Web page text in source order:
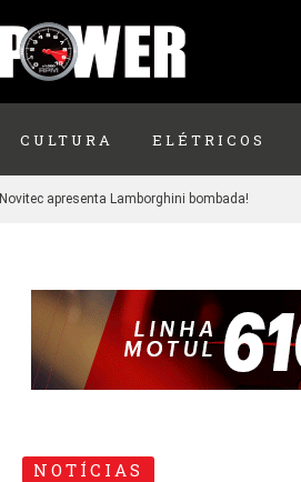
CULTURA ELÉTRICOS
Novitec apresenta Lamborghini bombada!
NOTÍCIAS